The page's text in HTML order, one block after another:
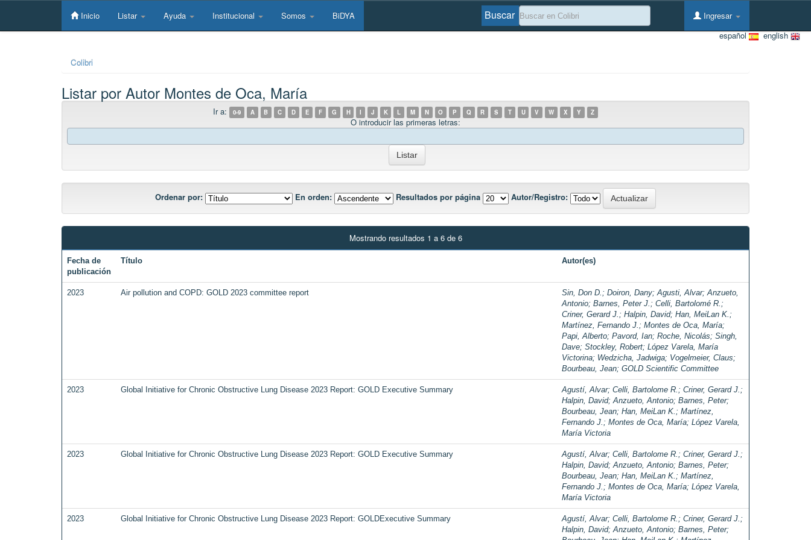
Skip
Inicio Listar Ayuda Institucional Somos BiDYA Ingresar
Buscar
english
español
Colibri
Listar por Autor Montes de Oca, María
Ir a: 0-9 A B C D E F G H I J K L M N O P Q R S T U V W X Y Z
O introducir las primeras letras:
Ordenar por: En orden: Resultados por página Autor/Registro:
Mostrando resultados 1 a 6 de 6
Fecha de
publicación
Título Autor(es)
2023 Air pollution and COPD: GOLD 2023 committee report Sin, Don D.; Doiron, Dany;Agusti, Alvar;Anzueto,
Antonio; Barnes, Peter J.; Celli, Bartolomé R.;
Criner, Gerard J.; Halpin, David; Han, MeiLan K.;
Martínez, Fernando J.; Montes de Oca, María;
Papi, Alberto; Pavord, Ian; Roche, Nicolás; Singh,
Dave; Stockley, Robert; López Varela, María
Victorina; Wedzicha, Jadwiga; Vogelmeier, Claus;
Bourbeau, Jean; GOLD Scientific Committee
2023 Global Initiative for Chronic Obstructive Lung Disease 2023 Report: GOLD Executive Summary Agustí, Alvar; Celli, Bartolome R.; Criner, Gerard J.;
Halpin, David;Anzueto, Antonio; Barnes, Peter;
Bourbeau, Jean; Han, MeiLan K.; Martínez,
Fernando J.; Montes de Oca, María; López Varela,
María Victoria
2023 Global Initiative for Chronic Obstructive Lung Disease 2023 Report: GOLD Executive Summary Agustí, Alvar; Celli, Bartolome R.; Criner, Gerard J.;
Halpin, David;Anzueto, Antonio; Barnes, Peter;
Bourbeau, Jean; Han, MeiLan K.; Martínez,
Fernando J.; Montes de Oca, María; López Varela,
María Victoria
2023 Global Initiative for Chronic Obstructive Lung Disease 2023 Report: GOLDExecutive Summary Agustí, Alvar; Celli, Bartolome R.; Criner, Gerard J.;
Halpin, David;Anzueto, Antonio; Barnes, Peter;